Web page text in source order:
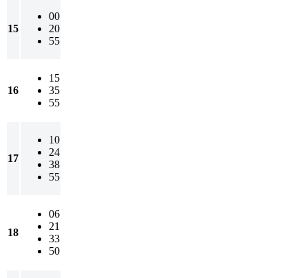
15
00
20
55
16
15
35
55
17
10
24
38
55
18
06
21
33
50